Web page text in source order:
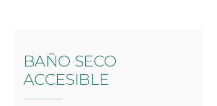
BAÑO SECO
ACCESIBLE